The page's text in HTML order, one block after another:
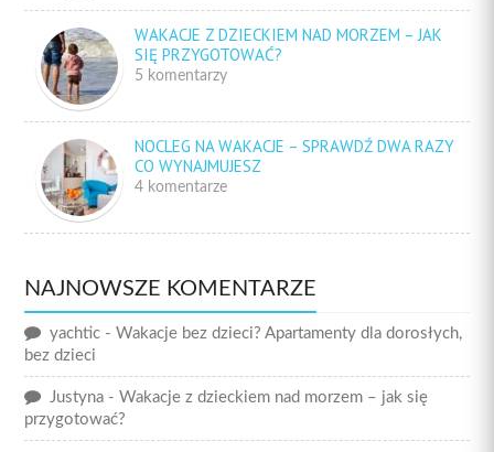
WAKACJE Z DZIECKIEM NAD MORZEM – JAK
SIĘ PRZYGOTOWAĆ?
5 komentarzy
NOCLEG NA WAKACJE – SPRAWDŹ DWA RAZY
CO WYNAJMUJESZ
4 komentarze
NAJNOWSZE KOMENTARZE
yachtic -Wakacje bez dzieci? Apartamenty dla dorosłych,
bez dzieci
Justyna -Wakacje z dzieckiem nad morzem – jak się
przygotować?